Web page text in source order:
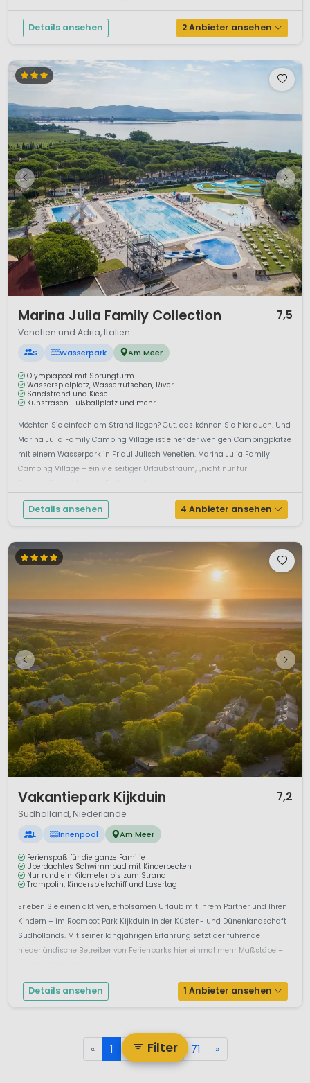
Filter
Details ansehen 2 Anbieter ansehen
Marina Julia Family Collection 7,5
Venetien und Adria, Italien
S Wasserpark Am Meer
Olympiapool mit Sprungturm
Wasserspielplatz, Wasserrutschen, River
Sandstrand und Kiesel
Kunstrasen-Fußballplatz und mehr
Möchten Sie einfach am Strand liegen? Gut, das können Sie hier auch. Und
Marina Julia Family Camping Village ist einer der wenigen Campingplätze
mit einem Wasserpark in Friaul Julisch Venetien. Marina Julia Family
Camping Village – ein vielseitiger Urlaubstraum, „nicht nur für
Details ansehen 4 Anbieter ansehen
Vakantiepark Kijkduin 7,2
Südholland, Niederlande
L Innenpool Am Meer
Ferienspaß für die ganze Familie
Überdachtes Schwimmbad mit Kinderbecken
Nur rund ein Kilometer bis zum Strand
Trampolin, Kinderspielschiff und Lasertag
Erleben Sie einen aktiven, erholsamen Urlaub mit Ihrem Partner und Ihren
Kindern – im Roompot Park Kijkduin in der Küsten- und Dünenlandschaft
Südhollands. Mit seiner langjährigen Erfahrung setzt der führende
niederländische Betreiber von Ferienparks hier einmal mehr Maßstäbe –
Details ansehen 1 Anbieter ansehen
« 1 3 ... 71 »